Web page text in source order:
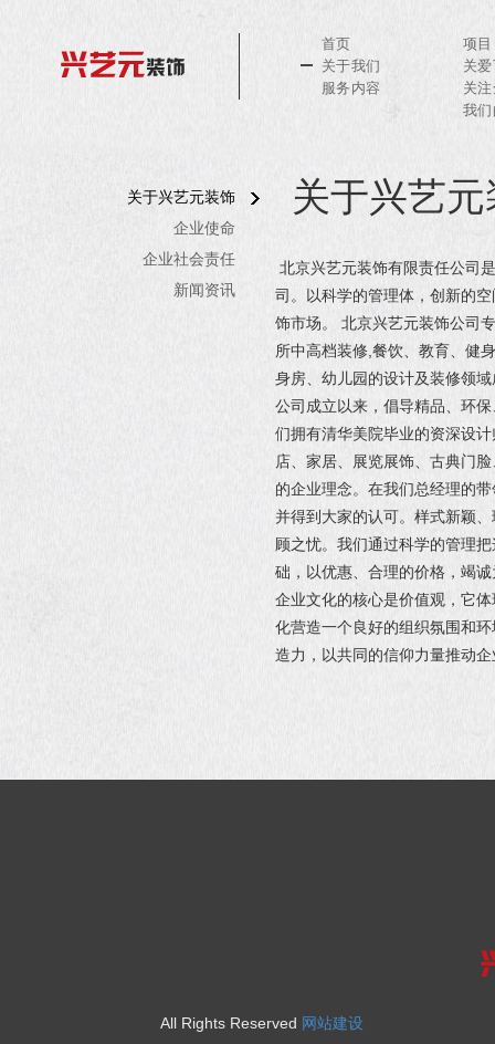
首页
关于我们
服务内容
项目
关
关
我
关于兴艺元装饰
企业使命
企业社会责任
新闻资讯
关于兴艺
北京兴艺元装饰有限责任公司
司。以科学的管理体，创新的
饰市场。 北京兴艺元装饰公司
所中高档装修,餐饮、教育、健
身房、幼儿园的设计及装修领
公司成立以来，倡导精品、环
们拥有清华美院毕业的资深设
店、家居、展览展饰、古典门
的企业理念。在我们总经理的
并得到大家的认可。样式新颖
顾之忧。我们通过科学的管理
础，以优惠、合理的价格，竭
企业文化的核心是价值观，它
化营造一个良好的组织氛围和
造力，以共同的信仰力量推动
All Rights Reserved 网站建设